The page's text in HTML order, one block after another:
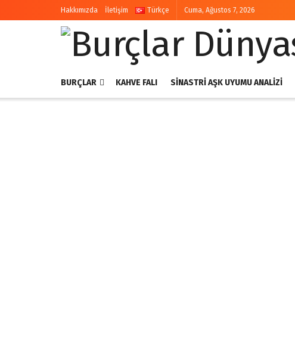
Hakkımızda İletişim Türkçe Cuma, Ağustos 7, 2026
BURÇLAR KAHVE FALI SINASTRI AŞK UYUMU ANALIZI